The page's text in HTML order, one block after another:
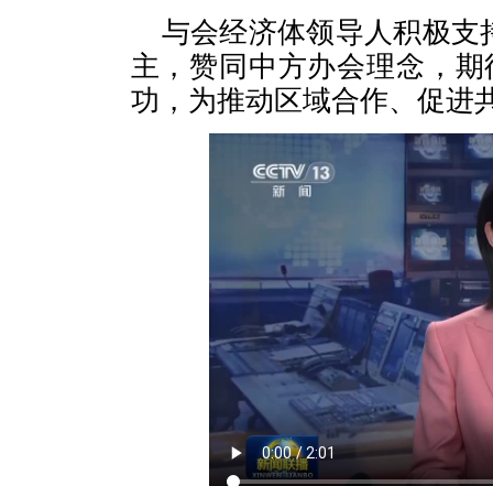
与会经济体领导人积极支
主，赞同中方办会理念，
功，为推动区域合作、促进